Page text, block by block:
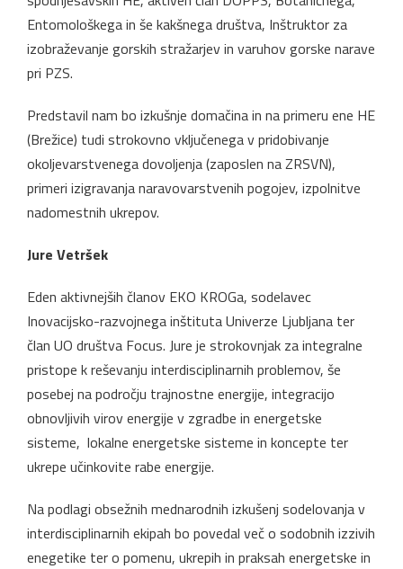
Entomološkega in še kakšnega društva, Inštruktor za
izobraževanje gorskih stražarjev in varuhov gorske narave
pri PZS.
Predstavil nam bo izkušnje domačina in na primeru ene HE
(Brežice) tudi strokovno vključenega v pridobivanje
okoljevarstvenega dovoljenja (zaposlen na ZRSVN),
primeri izigravanja naravovarstvenih pogojev, izpolnitve
nadomestnih ukrepov.
Jure Vetršek
Eden aktivnejših članov EKO KROGa, sodelavec
Inovacijsko-razvojnega inštituta Univerze Ljubljana ter
član UO društva Focus. Jure je strokovnjak za integralne
pristope k reševanju interdisciplinarnih problemov, še
posebej na področju trajnostne energije, integracijo
obnovljivih virov energije v zgradbe in energetske
sisteme, lokalne energetske sisteme in koncepte ter
ukrepe učinkovite rabe energije.
Na podlagi obsežnih mednarodnih izkušenj sodelovanja v
interdisciplinarnih ekipah bo povedal več o sodobnih izzivih
enegetike ter o pomenu, ukrepih in praksah energetske in